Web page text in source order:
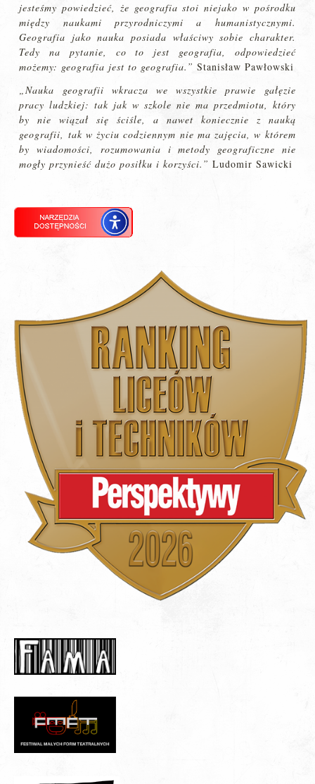
jesteśmy powiedzieć, że geografia stoi niejako w pośrodku
między naukami przyrodniczymi a humanistycznymi.
Geografia jako nauka posiada właściwy sobie charakter.
Tedy na pytanie, co to jest geografia, odpowiedzieć
możemy: geografia jest to geografia.”Stanisław Pawłowski
„Nauka geografii wkracza we wszystkie prawie gałęzie
pracy ludzkiej: tak jak w szkole nie ma przedmiotu, który
by nie wiązał się ściśle, a nawet koniecznie z nauką
geografii, tak w życiu codziennym nie ma zajęcia, w którem
by wiadomości, rozumowania i metody geograficzne nie
mogły przynieść dużo posiłku i korzyści.”Ludomir Sawicki